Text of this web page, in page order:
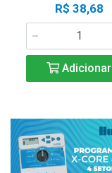
R$ 38,68
Adicionar